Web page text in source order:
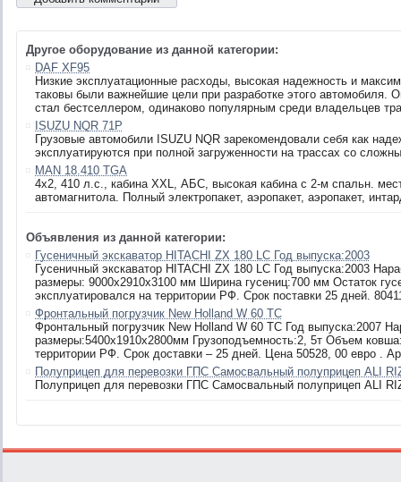
Другое оборудование из данной категории:
DAF XF95
Низкие эксплуатационные расходы, высокая надежность и
таковы были важнейшие цели при разработке этого автомобиля.
стал бестселлером, одинаково популярным среди владельцев
ISUZU NQR 71P
Грузовые автомобили ISUZU NQR зарекомендовали себя как
эксплуатируются при полной загруженности на трассах со
MAN 18.410 TGA
4х2, 410 л.с., кабина XXL, АБС, высокая кабина с 2-м спальн.
автомагнитола. Полный электропакет, аэропакет, аэропакет,
Объявления из данной категории:
Гусеничный экскаватор HITACHI ZX 180 LC Год выпуска:2003
Гусеничный экскаватор HITACHI ZX 180 LC Год выпуска:2003
размеры: 9000х2910х3100 мм Ширина гусениц:700 мм Остаток
эксплуатировался на территории РФ. Срок поставки 25 дней.
Фронтальный погрузчик New Holland W 60 TC
Фронтальный погрузчик New Holland W 60 TC Год выпуска:2007
размеры:5400x1910x2800мм Грузоподъемность:2, 5т Объем
территории РФ. Срок доставки – 25 дней. Цена 50528, 00 евро .
Полуприцеп для перевозки ГПС Самосвальный полуприцеп ALI
Полуприцеп для перевозки ГПС Самосвальный полуприцеп ALI